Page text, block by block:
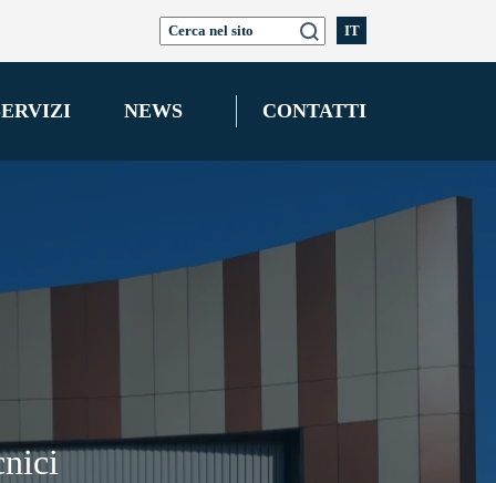
IT
NEWS CONTATTI